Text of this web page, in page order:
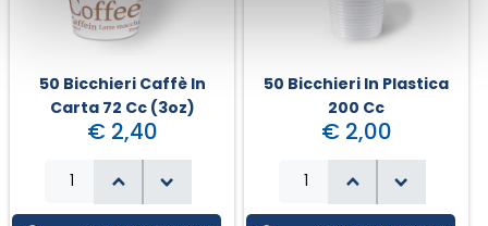
50 Bicchieri Caffè In
Carta 72 Cc (3oz)
€ 2,40
50 Bicchieri In Plastica
200 Cc
€ 2,00